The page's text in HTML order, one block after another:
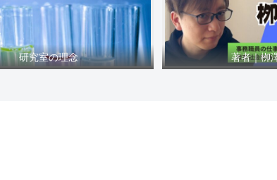
研究室の理念 著者｜栁